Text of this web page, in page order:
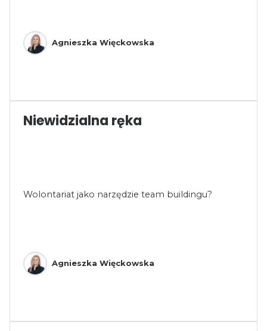
Agnieszka Więckowska
Niewidzialna ręka
Wolontariat jako narzędzie team buildingu?
Agnieszka Więckowska